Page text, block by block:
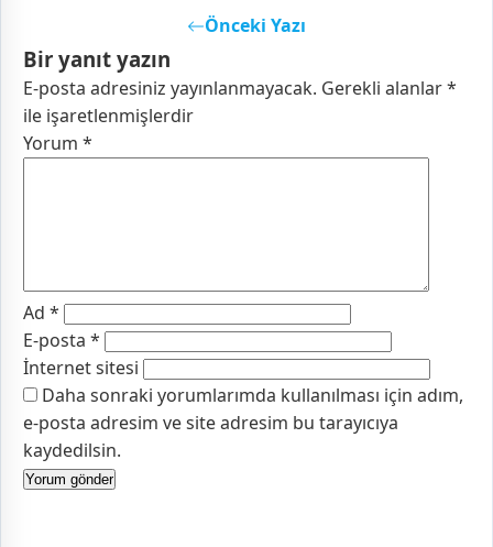
Önceki Yazı
Bir yanıt yazın
E-posta adresiniz yayınlanmayacak. Gerekli alanlar*
ile işaretlenmişlerdir
Yorum *
Ad *
E-posta *
İnternet sitesi
Daha sonraki yorumlarımda kullanılması için adım,
e-posta adresim ve site adresim bu tarayıcıya
kaydedilsin.